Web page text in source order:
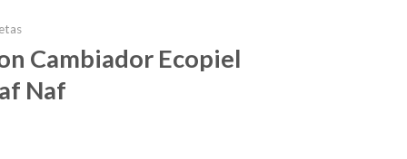
Cambiador Ecopiel
Naf